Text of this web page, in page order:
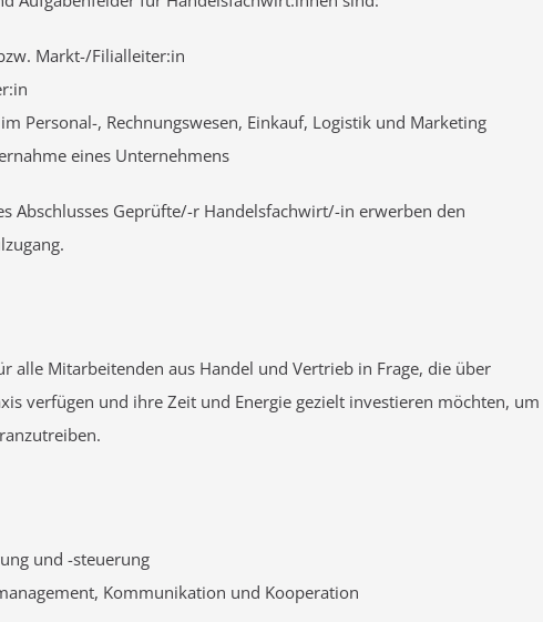
Markt-/Filialleiter:in
Personal-, Rechnungswesen, Einkauf, Logistik und Marketing
eines Unternehmens
Abschlusses Geprüfte/-r Handelsfachwirt/-in erwerben den
alle Mitarbeitenden aus Handel und Vertrieb in Frage, die über
verfügen und ihre Zeit und Energie gezielt investieren möchten, um
und -steuerung
Kommunikation und Kooperation